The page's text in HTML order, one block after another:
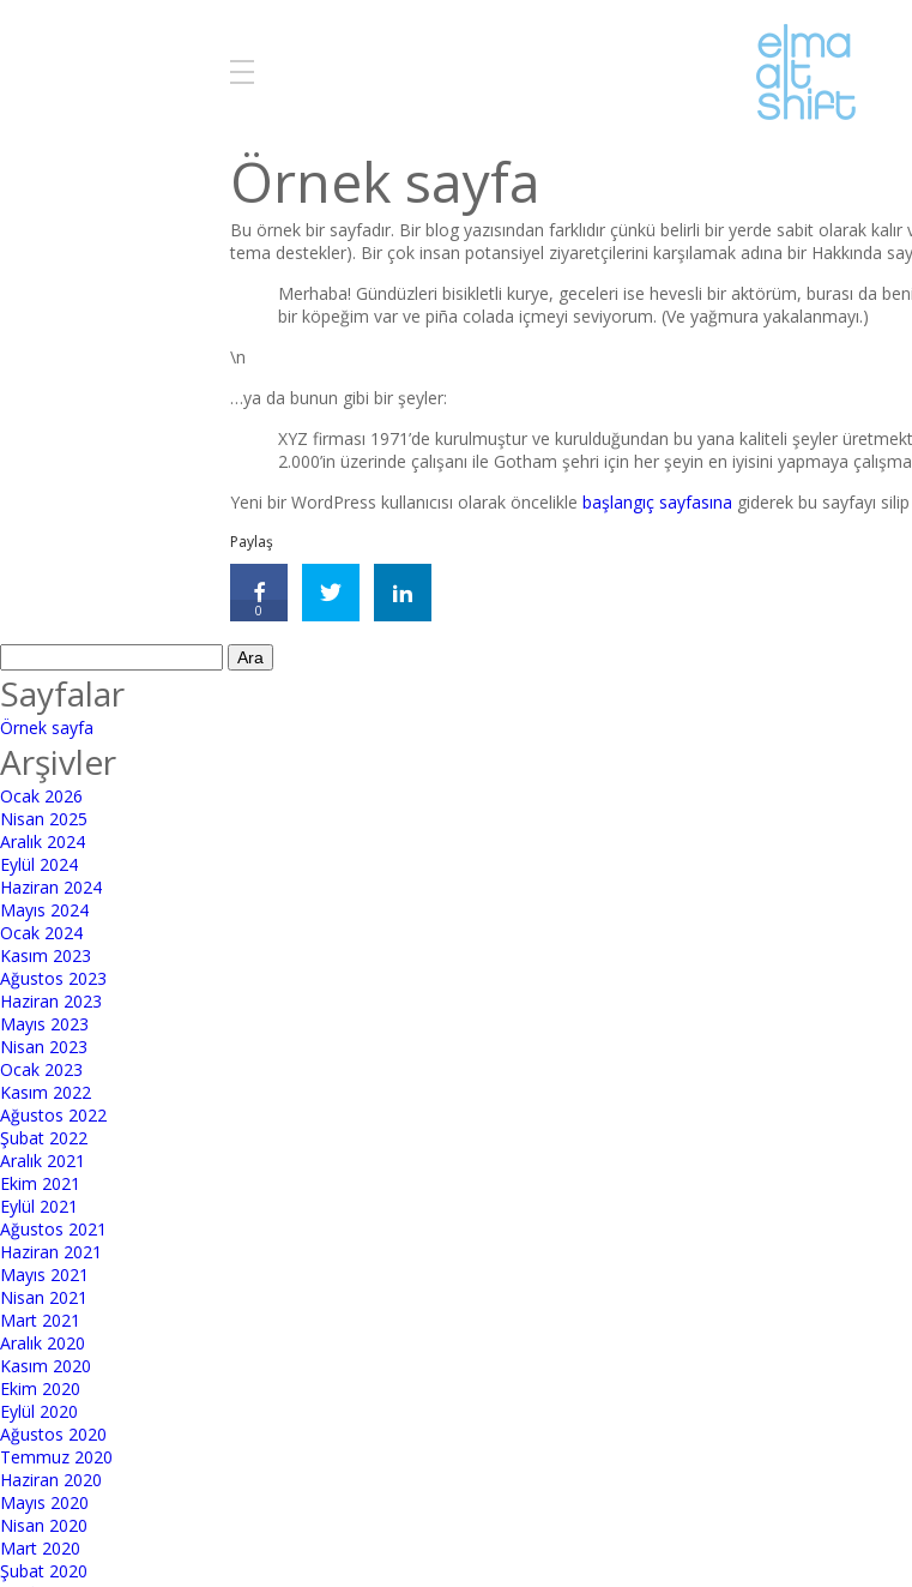
Örnek sayfa
Bu örnek bir sayfadır. Bir blog yazısından farklıdır çünkü belirli bir yerde sabit olarak
tema destekler). Bir çok insan potansiyel ziyaretçilerini karşılamak adına bir Hakkında
Merhaba! Gündüzleri bisikletli kurye, geceleri ise hevesli bir aktörüm, burası da
bir köpeğim var ve piña colada içmeyi seviyorum. (Ve yağmura yakalanmayı.)
\n
…ya da bunun gibi bir şeyler:
XYZ firması 1971’de kurulmuştur ve kurulduğundan bu yana kaliteli şeyler
2.000’in üzerinde çalışanı ile Gotham şehri için her şeyin en iyisini yapmaya
Yeni bir WordPress kullanıcısı olarak öncelikle başlangıç sayfasına giderek bu sayfayı silip
Paylaş
0
Sayfalar
Örnek sayfa
Arşivler
Ocak 2026
Nisan 2025
Aralık 2024
Eylül 2024
Haziran 2024
Mayıs 2024
Ocak 2024
Kasım 2023
Ağustos 2023
Haziran 2023
Mayıs 2023
Nisan 2023
Ocak 2023
Kasım 2022
Ağustos 2022
Şubat 2022
Aralık 2021
Ekim 2021
Eylül 2021
Ağustos 2021
Haziran 2021
Mayıs 2021
Nisan 2021
Mart 2021
Aralık 2020
Kasım 2020
Ekim 2020
Eylül 2020
Ağustos 2020
Temmuz 2020
Haziran 2020
Mayıs 2020
Nisan 2020
Mart 2020
Şubat 2020